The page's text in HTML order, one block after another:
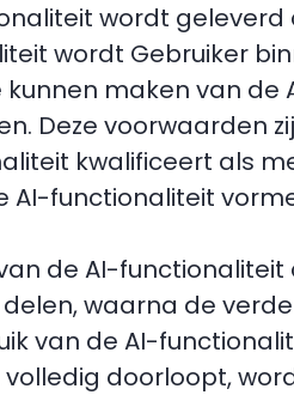
wordt
wordt Gebruiker
kunnen maken van
Deze voorwaarden
kwalificeert als
AI-functionaliteit
de AI-
waarna de
van de AI-
doorloopt,